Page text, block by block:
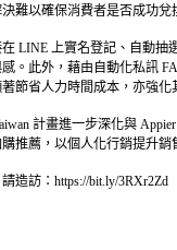
難以確保消費者是否成功
LINE 上實名登記、自動
。此外，藉由自動化私訊
節省人力時間成本，亦強化
計畫進一步深化與
推薦，以個人化行銷提升
造訪：https://bit.ly/3RXr2Zd